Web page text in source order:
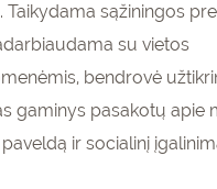
Taikydama sąžiningos
su vietos
bendrovė
gaminys pasakotų apie
ir socialinį